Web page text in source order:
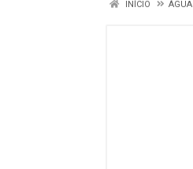
INÍCIO ÁGUA